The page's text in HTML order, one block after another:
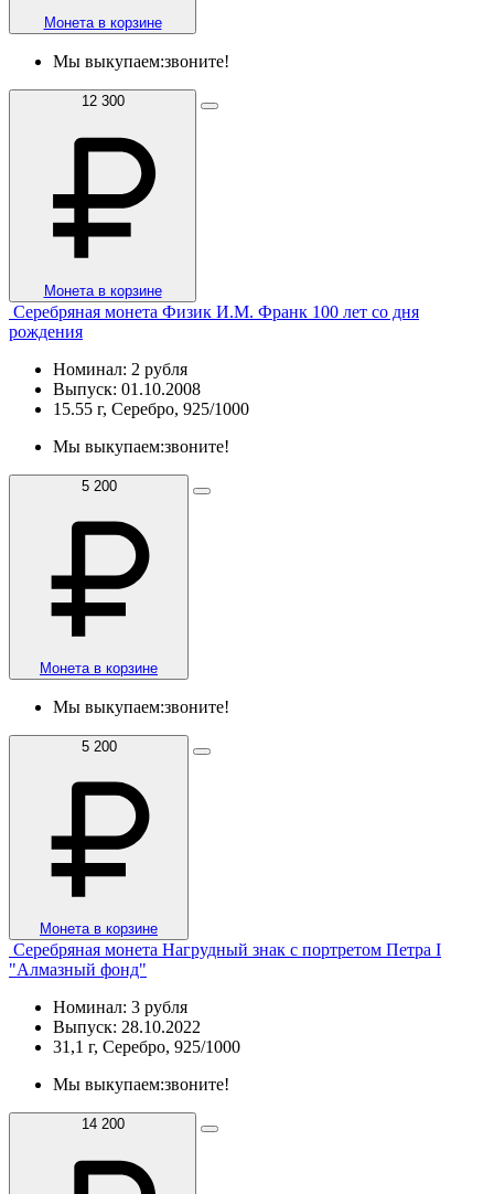
Монета в корзине
Мы выкупаем:звоните!
12 300
Монета в корзине
Серебряная монета Физик И.М. Франк 100 лет со дня
рождения
Номинал: 2 рубля
Выпуск: 01.10.2008
15.55 г, Серебро, 925/1000
Мы выкупаем:звоните!
5 200
Монета в корзине
Мы выкупаем:звоните!
5 200
Монета в корзине
Серебряная монета Нагрудный знак с портретом Петра I
"Алмазный фонд"
Номинал: 3 рубля
Выпуск: 28.10.2022
31,1 г, Серебро, 925/1000
Мы выкупаем:звоните!
14 200